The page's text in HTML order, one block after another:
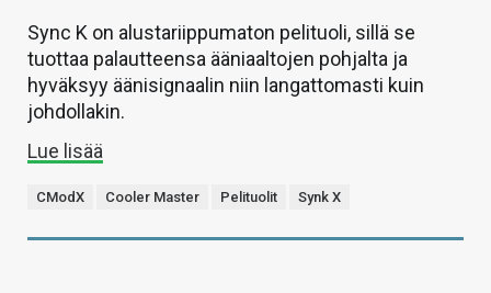
Sync K on alustariippumaton pelituoli, sillä se
tuottaa palautteensa ääniaaltojen pohjalta ja
hyväksyy äänisignaalin niin langattomasti kuin
johdollakin.
Lue lisää
CModX Cooler Master Pelituolit Synk X